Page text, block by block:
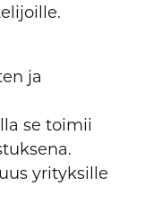
ja
se toimii
yrityksille